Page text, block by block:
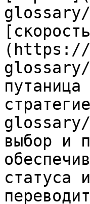
glossary/
выбор и
статуса